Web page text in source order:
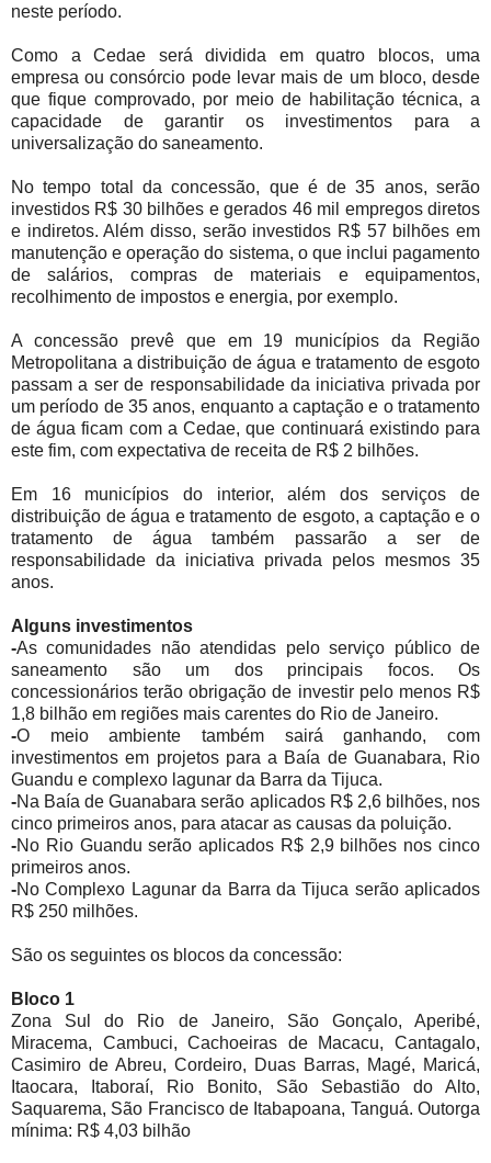
neste período.
Como a Cedae será dividida em quatro blocos, uma
empresa ou consórcio pode levar mais de um bloco, desde
que fique comprovado, por meio de habilitação técnica, a
capacidade de garantir os investimentos para a
universalização do saneamento.
No tempo total da concessão, que é de 35 anos, serão
investidos R$ 30 bilhões e gerados 46 mil empregos diretos
e indiretos. Além disso, serão investidos R$ 57 bilhões em
manutenção e operação do sistema, o que inclui pagamento
de salários, compras de materiais e equipamentos,
recolhimento de impostos e energia, por exemplo.
A concessão prevê que em 19 municípios da Região
Metropolitana a distribuição de água e tratamento de esgoto
passam a ser de responsabilidade da iniciativa privada por
um período de 35 anos, enquanto a captação e o tratamento
de água ficam com a Cedae, que continuará existindo para
este fim, com expectativa de receita de R$ 2 bilhões.
Em 16 municípios do interior, além dos serviços de
distribuição de água e tratamento de esgoto, a captação e o
tratamento de água também passarão a ser de
responsabilidade da iniciativa privada pelos mesmos 35
anos.
Alguns investimentos
-As comunidades não atendidas pelo serviço público de
saneamento são um dos principais focos. Os
concessionários terão obrigação de investir pelo menos R$
1,8 bilhão em regiões mais carentes do Rio de Janeiro.
-O meio ambiente também sairá ganhando, com
investimentos em projetos para a Baía de Guanabara, Rio
Guandu e complexo lagunar da Barra da Tijuca.
-Na Baía de Guanabara serão aplicados R$ 2,6 bilhões, nos
cinco primeiros anos, para atacar as causas da poluição.
-No Rio Guandu serão aplicados R$ 2,9 bilhões nos cinco
primeiros anos.
-No Complexo Lagunar da Barra da Tijuca serão aplicados
R$ 250 milhões.
São os seguintes os blocos da concessão:
Bloco 1
Zona Sul do Rio de Janeiro, São Gonçalo, Aperibé,
Miracema, Cambuci, Cachoeiras de Macacu, Cantagalo,
Casimiro de Abreu, Cordeiro, Duas Barras, Magé, Maricá,
Itaocara, Itaboraí, Rio Bonito, São Sebastião do Alto,
Saquarema, São Francisco de Itabapoana, Tanguá. Outorga
mínima: R$ 4,03 bilhão